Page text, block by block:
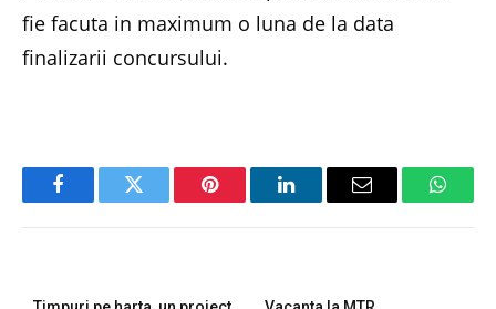
fie facuta in maximum o luna de la data
finalizarii concursului.
FacebookTwitter Pinterest LinkedInEmail